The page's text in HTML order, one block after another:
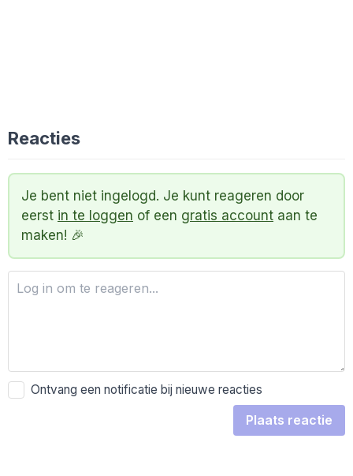
Reacties
Je bent niet ingelogd. Je kunt reageren door
eerst in te loggen of een gratis account aan te
maken! 🎉
Ontvang een notificatie bij nieuwe reacties
Plaats reactie